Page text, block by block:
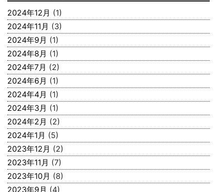
2024年12月 (1)
2024年11月 (3)
2024年9月 (1)
2024年8月 (1)
2024年7月 (2)
2024年6月 (1)
2024年4月 (1)
2024年3月 (1)
2024年2月 (2)
2024年1月 (5)
2023年12月 (2)
2023年11月 (7)
2023年10月 (8)
2023年9月 (4)